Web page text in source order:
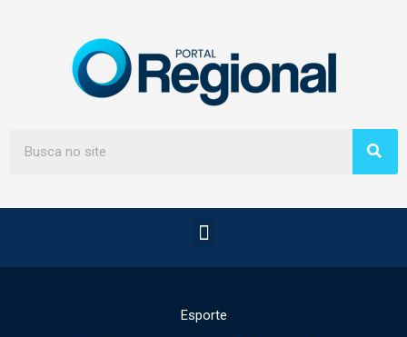
Esporte